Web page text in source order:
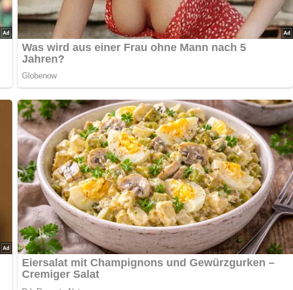
Seiten jeweils 1 bis 2 Minuten grillen, bis sie goldbraun sind.
oder einem entsprechenden Grillgerät braten, bis sie weich und
das Eiweiß fest ist und das Eigelb noch leicht flüssig.
Zwiebelringe und ein Spiegelei darauf platzieren.
frischem Brot.